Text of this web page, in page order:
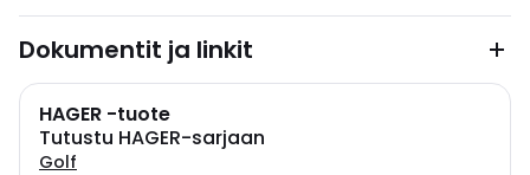
Dokumentit ja linkit
HAGER -tuote
Tutustu HAGER-sarjaan
Golf